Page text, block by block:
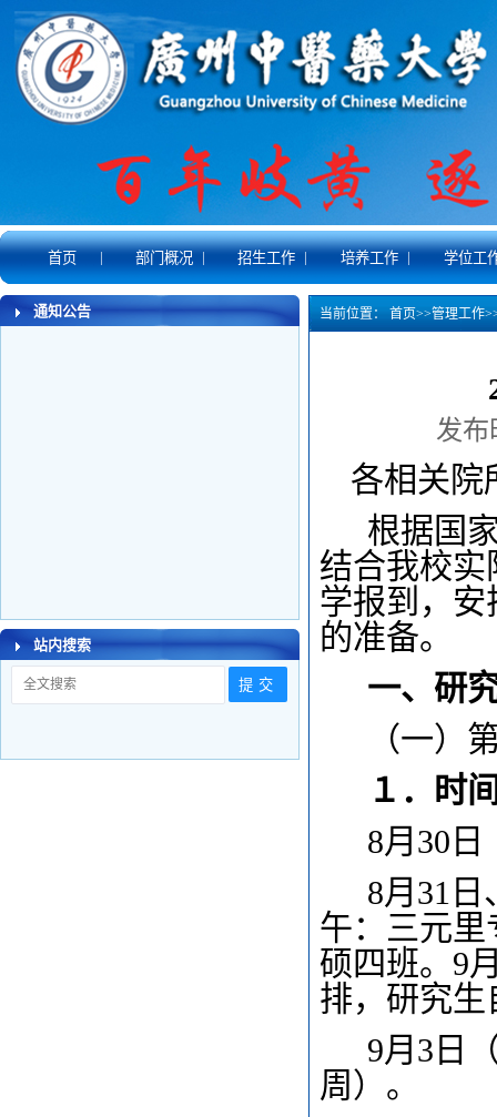
首页 | 部门概况 | 招生工作 | 培养工作 | 学位工
通知公告
站内搜索
当前位置： 首页>>管理工作
发布
各相关院
根据国
结合我校实
学报到，
的准备。
一、研
（一）
１．时
8月30
8月31日
午：三元
硕四班。9
排，研究
9月3日
周）。